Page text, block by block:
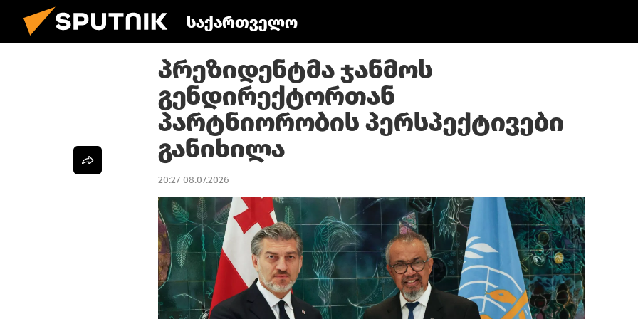
საქართველო
პრეზიდენტმა ჯანმოს
გენდირექტორთან
პარტნიორობის პერსპექტივები
განიხილა
20:27 08.07.2026